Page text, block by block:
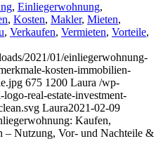
, Einliegerwohnung,
, Kosten, Makler, Mieten,
, Verkaufen, Vermieten, Vorteile,
2021/01/einliegerwohnung-
kosten-immobilien-
675 1200 Laura /wp-
real-estate-investment-
Laura2021-02-09
Kaufen,
– Nutzung, Vor- und Nachteile &